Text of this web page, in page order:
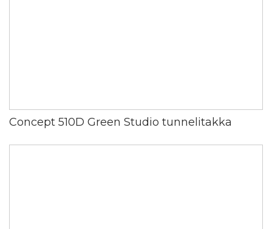
Concept 510D Green Studio tunnelitakka